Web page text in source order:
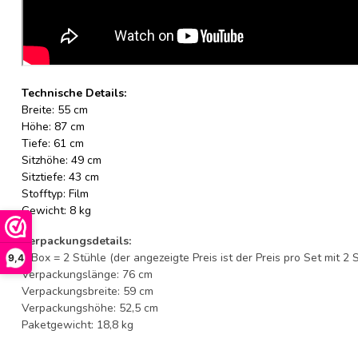
9,4
Technische Details:
Breite: 55 cm
Höhe: 87 cm
Tiefe: 61 cm
Sitzhöhe: 49 cm
Sitztiefe: 43 cm
Stofftyp: Film
Gewicht: 8 kg
Verpackungsdetails:
1 Box = 2 Stühle (der angezeigte Preis ist der Preis pro Set mit 2
Verpackungslänge: 76 cm
Verpackungsbreite: 59 cm
Verpackungshöhe: 52,5 cm
Paketgewicht: 18,8 kg